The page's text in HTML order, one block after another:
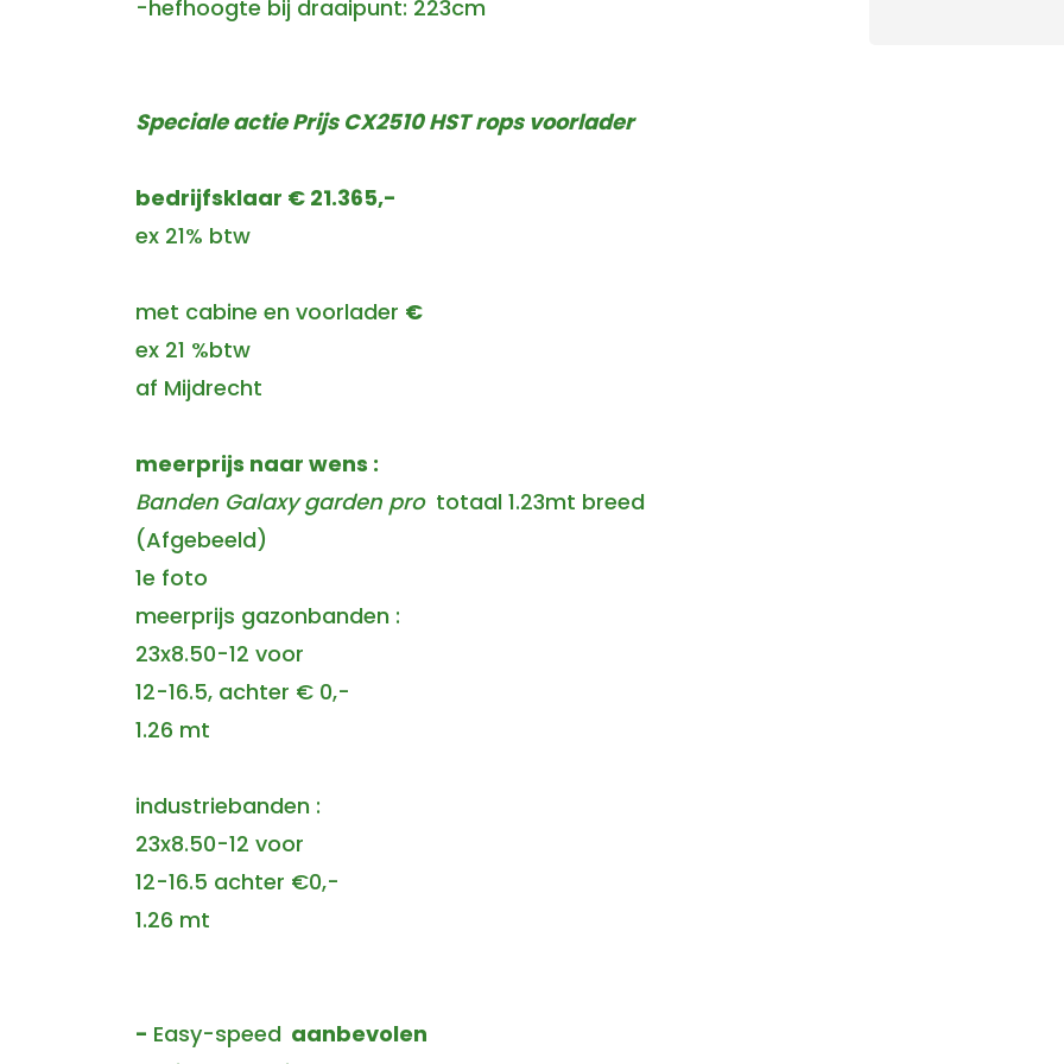
-hefhoogte bij draaipunt: 223cm
Speciale actie Prijs CX2510 HST rops voorlader
bedrijfsklaar € 21.365,-
ex 21% btw
met cabine en voorlader €
ex 21 %btw
af Mijdrecht
meerprijs naar wens :
Banden Galaxy garden pro totaal 1.23mt breed
(Afgebeeld)
1e foto
meerprijs gazonbanden :
23x8.50-12 voor
12-16.5, achter € 0,-
1.26 mt
industriebanden :
23x8.50-12 voor
12-16.5 achter €0,-
1.26 mt
- Easy-speed aanbevolen